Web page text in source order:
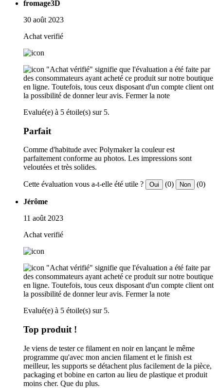
fromage3D
30 août 2023
Achat verifié
"Achat vérifié" signifie que l'évaluation a été faite par
des consommateurs ayant acheté ce produit sur notre boutique
en ligne. Toutefois, tous ceux disposant d'un compte client ont
la possibilité de donner leur avis. Fermer la note
Evalué(e) à 5 étoile(s) sur 5.
Parfait
Comme d'habitude avec Polymaker la couleur est
parfaitement conforme au photos. Les impressions sont
veloutées et très solides.
Cette évaluation vous a-t-elle été utile ? Oui (0) Non (0)
Jérôme
11 août 2023
Achat verifié
"Achat vérifié" signifie que l'évaluation a été faite par
des consommateurs ayant acheté ce produit sur notre boutique
en ligne. Toutefois, tous ceux disposant d'un compte client ont
la possibilité de donner leur avis. Fermer la note
Evalué(e) à 5 étoile(s) sur 5.
Top produit !
Je viens de tester ce filament en noir en lançant le même
programme qu'avec mon ancien filament et le finish est
meilleur, les supports se détachent plus facilement de la pièce,
packaging et bobine en carton au lieu de plastique et produit
moins cher. Que du plus.